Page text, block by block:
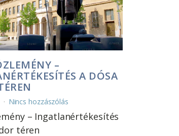
–
A DÓSA
Nincs hozzászólás
– Ingatlanértékesítés
téren